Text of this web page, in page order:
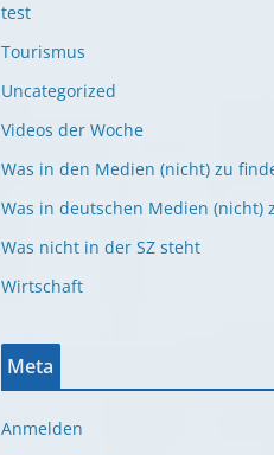
test
Tourismus
Uncategorized
Videos der Woche
Was in den Medien (nicht) zu
Was in deutschen Medien (nicht)
Was nicht in der SZ steht
Wirtschaft
Meta
Anmelden